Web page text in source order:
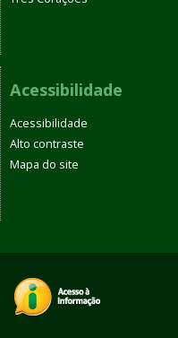
Acessibilidade
Acessibilidade
Alto contraste
Mapa do site